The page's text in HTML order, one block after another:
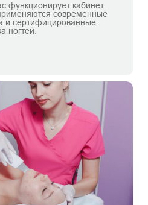
функционирует кабинет
современные
и сертифицированные
ногтей.